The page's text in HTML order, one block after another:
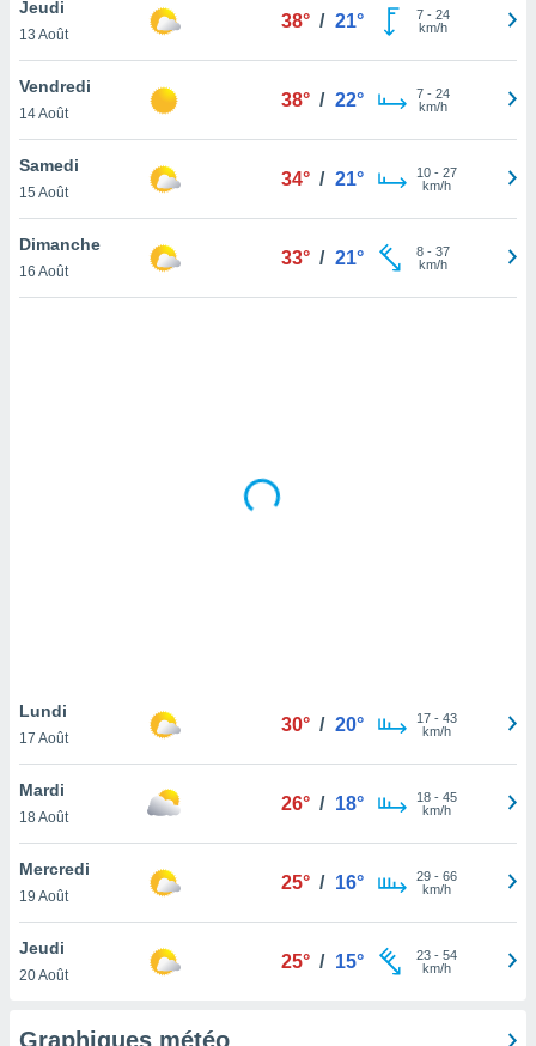
votre
à
en
le
notre
que
et que
Jeudi
13 Août
38° / 21° 7- 24
km/h
Vendredi
14 Août
38° / 22° 7- 24
km/h
Samedi
15 Août
34° / 21° 10- 27
km/h
Dimanche
16 Août
33° / 21° 8- 37
km/h
Lundi
17 Août
30° / 20° 17- 43
km/h
Mardi
18 Août
26° / 18° 18- 45
km/h
Mercredi
19 Août
25° / 16° 29- 66
km/h
Jeudi
20 Août
25° / 15° 23- 54
km/h
Graphiques météo